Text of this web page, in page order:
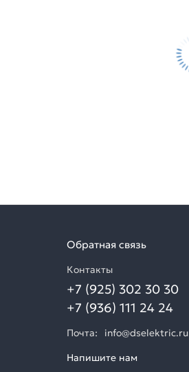
Обратная связь
Контакты
+7 (925) 302 30 30
+7 (936) 111 24 24
Почта:
info@dselektric.ru
Напишите нам